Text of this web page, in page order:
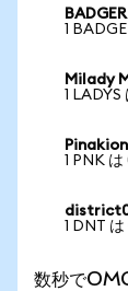
1
Milady
1
1 PNK
1 DNT は
数秒で